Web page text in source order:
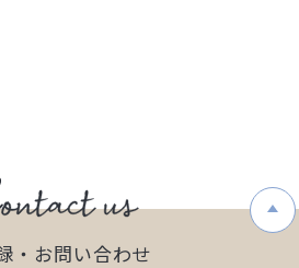
・お問い合わせ